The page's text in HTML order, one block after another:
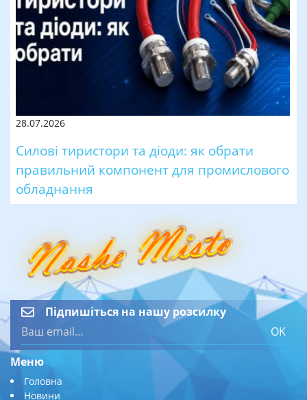
28.07.2026
Силові тиристори та діоди: як обрати
правильний компонент для промислового
обладнання
Підпишіться на нашу розсилку
OK
Меню
Головна
Новини